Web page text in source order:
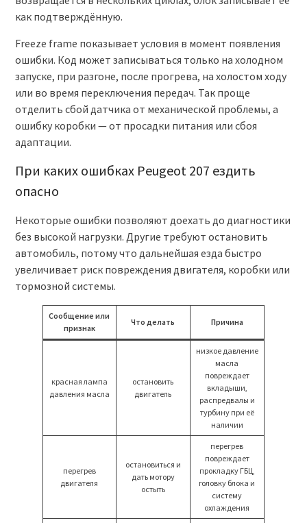
как подтверждённую.
Freeze frame показывает условия в момент появления
ошибки. Код может записываться только на холодном
запуске, при разгоне, после прогрева, на холостом ходу
или во время переключения передач. Так проще
отделить сбой датчика от механической проблемы, а
ошибку коробки — от просадки питания или сбоя
адаптации.
При каких ошибках Peugeot 207 ездить
опасно
Некоторые ошибки позволяют доехать до диагностики
без высокой нагрузки. Другие требуют остановить
автомобиль, потому что дальнейшая езда быстро
увеличивает риск повреждения двигателя, коробки или
тормозной системы.
Сообщение или
признак
Что делать Причина
красная лампа
давления масла
остановить
двигатель
низкое давление
масла
повреждает
вкладыши,
распредвалы и
турбину при её
наличии
перегрев
двигателя
остановиться и
дать мотору
остыть
перегрев
повреждает
прокладку ГБЦ,
головку блока и
систему
охлаждения